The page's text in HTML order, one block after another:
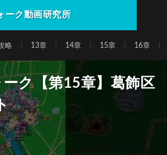
ーク動画研究所
略 13章 14章 15章 16章
ク【第15章】葛飾区